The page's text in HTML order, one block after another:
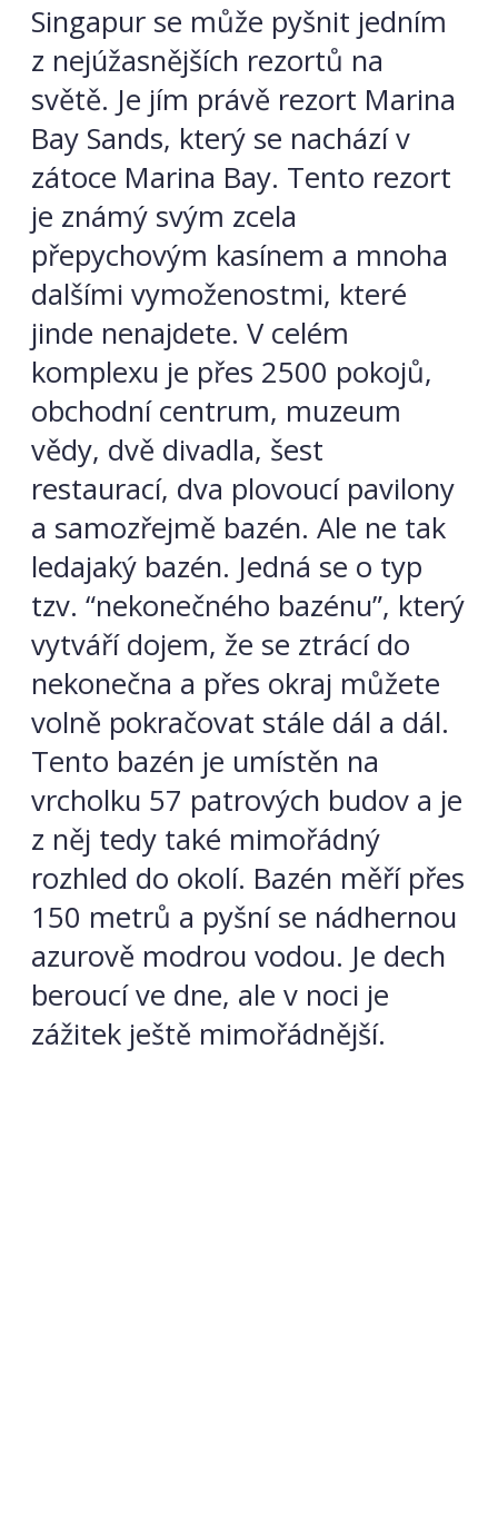
Singapur se může pyšnit jedním
z nejúžasnějších rezortů na
světě. Je jím právě rezort Marina
Bay Sands, který se nachází v
zátoce Marina Bay. Tento rezort
je známý svým zcela
přepychovým kasínem a mnoha
dalšími vymoženostmi, které
jinde nenajdete. V celém
komplexu je přes 2500 pokojů,
obchodní centrum, muzeum
vědy, dvě divadla, šest
restaurací, dva plovoucí pavilony
a samozřejmě bazén. Ale ne tak
ledajaký bazén. Jedná se o typ
tzv. “nekonečného bazénu”, který
vytváří dojem, že se ztrácí do
nekonečna a přes okraj můžete
volně pokračovat stále dál a dál.
Tento bazén je umístěn na
vrcholku 57 patrových budov a je
z něj tedy také mimořádný
rozhled do okolí. Bazén měří přes
150 metrů a pyšní se nádhernou
azurově modrou vodou. Je dech
beroucí ve dne, ale v noci je
zážitek ještě mimořádnější.